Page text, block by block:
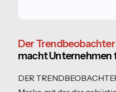
Der Trendbeobachter
macht Unternehmen
DER